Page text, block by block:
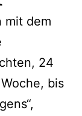
mit dem
24
bis